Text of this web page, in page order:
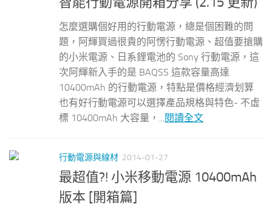
怎麼選購個好用的行動電源，總是個困難的問
題，阿輝買過很貴的阿愣行動電源、超值要搶購
的小米電源、日系鋰電池的 Sony 行動電源，這
次阿輝新入手的是 BAQSS 這款容量高達
10400mAh 的行動電源，特點是價格經濟划算
也有好行動電源可以選擇產品規格與特色- 不虛
標 10400mAh 大容量，...閱讀全文
行動電源與線材 2014-01-27
最超值?! 小米移動電源 10400mAh
版本 [開箱篇]